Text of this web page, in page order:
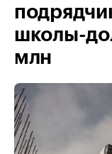
школы-
млн